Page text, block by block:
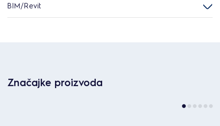
BIM/Revit
Značajke proizvoda